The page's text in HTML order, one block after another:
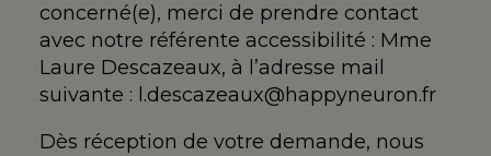
concerné(e), merci de prendre contact
avec notre référente accessibilité : Mme
Laure Descazeaux, à l’adresse mail
suivante : l.descazeaux@happyneuron.fr
Dès réception de votre demande, nous